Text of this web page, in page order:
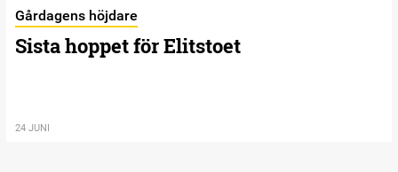
Gårdagens höjdare
Sista hoppet för Elitstoet
24 JUNI